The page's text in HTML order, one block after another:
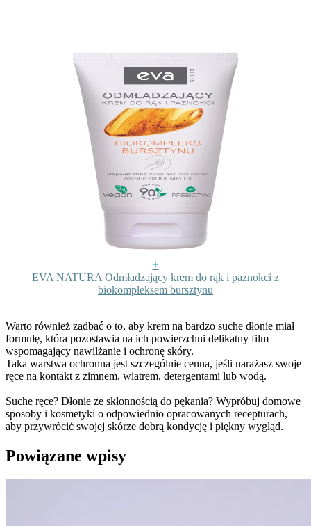
+
EVA NATURA Odmładzający krem do rąk i paznokci z
biokompleksem bursztynu
Warto również zadbać o to, aby krem na bardzo suche dłonie miał
formułę, która pozostawia na ich powierzchni delikatny film
wspomagający nawilżanie i ochronę skóry.
Taka warstwa ochronna jest szczególnie cenna, jeśli narażasz swoje
ręce na kontakt z zimnem, wiatrem, detergentami lub wodą.
Suche ręce? Dłonie ze skłonnością do pękania? Wypróbuj domowe
sposoby i kosmetyki o odpowiednio opracowanych recepturach,
aby przywrócić swojej skórze dobrą kondycję i piękny wygląd.
Powiązane wpisy